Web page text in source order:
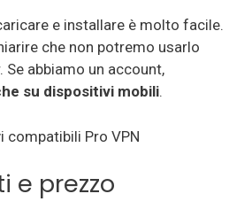
e installare è molto facile.
che non potremo usarlo
abbiamo un account,
su dispositivi mobili.
e prezzo